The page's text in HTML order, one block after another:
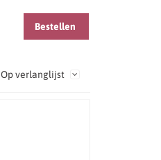
Bestellen
Op verlanglijst